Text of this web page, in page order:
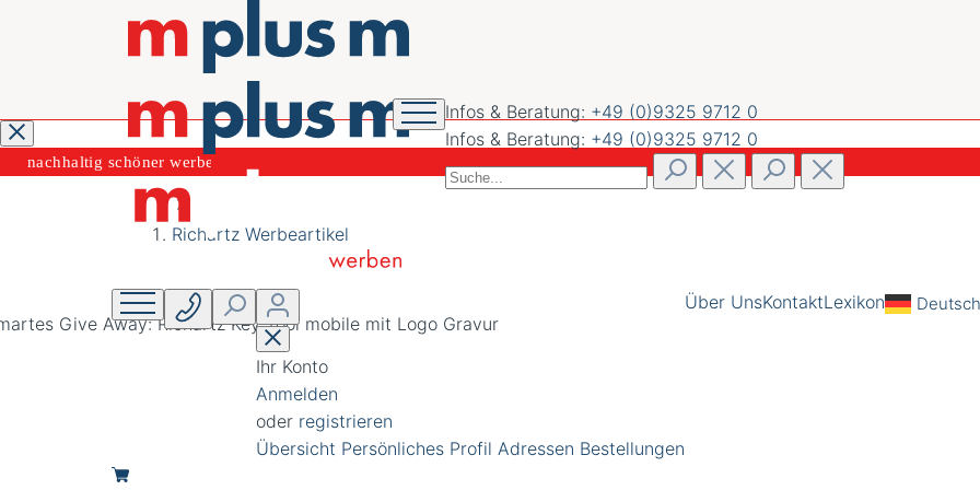
Infos & Beratung: +49 (0)9325 9712 0
Infos & Beratung: +49 (0)9325 9712 0
Ihr Konto
Anmelden
oder registrieren
Übersicht Persönliches Profil Adressen Bestellungen
Über UnsKontaktLexikon Deutsch
nachhaltig schöner werben
Richartz Werbeartikel